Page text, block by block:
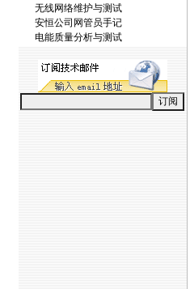
无线网络维护与测试
安恒公司网管员手记
电能质量分析与测试